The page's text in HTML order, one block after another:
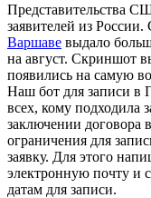
Представительства
заявителей из
Варшаве выдало
на август. Скриншот
появились на самую
Наш бот для записи в
всех, кому подходила
заключении договора
ограничения для
заявку. Для этого
электронную почту и
датам для записи.